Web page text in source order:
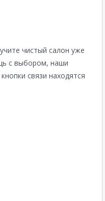
чистый салон уже
с выбором, наши
связи находятся